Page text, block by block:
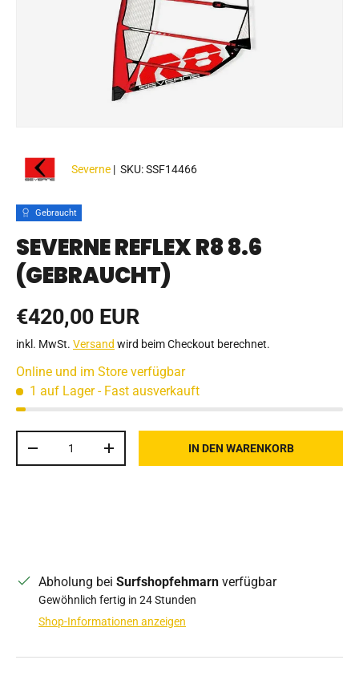
Severne | SKU:SSF14466
Gebraucht
SEVERNE REFLEX R8 8.6
(GEBRAUCHT)
Normaler Preis
€420,00 EUR
inkl. MwSt. Versand wird beim Checkout berechnet.
Online und im Store verfügbar
1 auf Lager - Fast ausverkauft
MENGE VERRINGERNMENGE ERHÖHENIN DEN WARENKORB
Abholung bei Surfshopfehmarn verfügbar
Gewöhnlich fertig in 24 Stunden
Shop-Informationen anzeigen